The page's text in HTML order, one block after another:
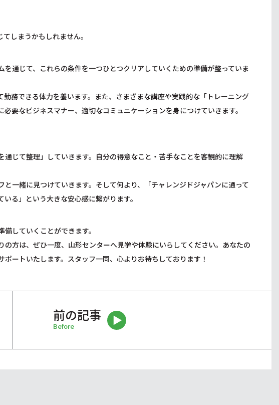
しまうかもしれません。
通じて、これらの条件を一つひとつクリアしていくための準備が整っていま
務できる体力を養います。また、さまざまな講座や実践的な「トレーニング
要なビジネスマナー、適切なコミュニケーションを身につけていきます。
じて整理」していきます。自分の得意なこと・苦手なことを客観的に理解
一緒に見つけていきます。そして何より、「チャレンジドジャパンに通って
る」という大きな安心感に繋がります。
していくことができます。
方は、ぜひ一度、山形センターへ見学や体験にいらしてください。あなたの
ートいたします。スタッフ一同、心よりお待ちしております！
前の記事
Before